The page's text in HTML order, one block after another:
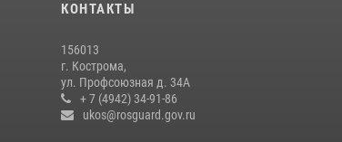
КОНТАКТЫ
156013
г. Кострома,
ул. Профсоюзная д. 34А
+ 7 (4942) 34-91-86
ukos@rosguard.gov.ru